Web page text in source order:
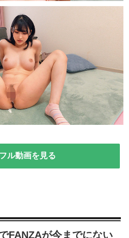
ル動画を見る
FANZAが今までにない